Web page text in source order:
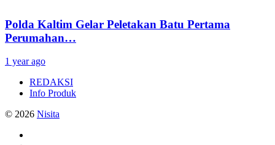
Polda Kaltim Gelar Peletakan Batu Pertama
Perumahan…
1 year ago
REDAKSI
Info Produk
© 2026 Nisita